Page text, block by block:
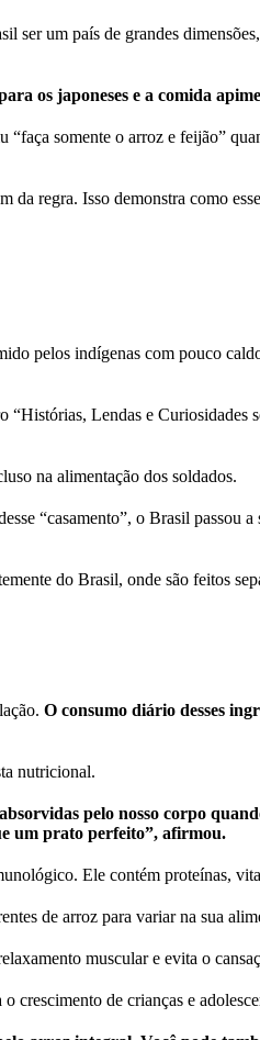
um país de grandes
os japoneses e a comida
somente o arroz e feijão”
regra. Isso demonstra como
pelos indígenas com pouco
Lendas e Curiosidades
na alimentação dos soldados.
“casamento”, o Brasil passou
do Brasil, onde são feitos
O consumo diário desses
nutricional.
pelo nosso corpo
um prato perfeito”, afirmou.
Ele contém proteínas,
de arroz para variar na sua
muscular e evita o
crescimento de crianças e